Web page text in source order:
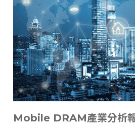
Mobile DRAM產業分析